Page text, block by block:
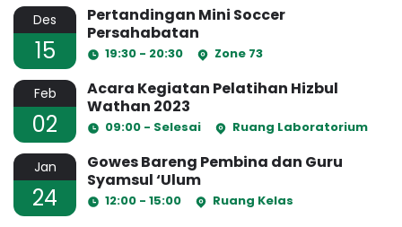
Des
15
Pertandingan Mini Soccer
Persahabatan
19:30 - 20:30 Zone 73
Feb
02
Acara Kegiatan Pelatihan Hizbul
Wathan 2023
09:00 - Selesai Ruang Laboratorium
Jan
24
Gowes Bareng Pembina dan Guru
Syamsul ‘Ulum
12:00 - 15:00 Ruang Kelas